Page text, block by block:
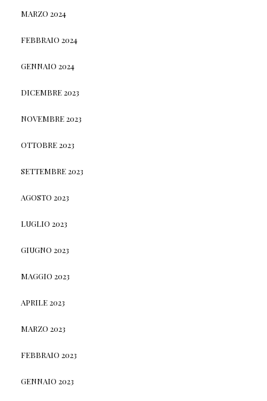
MARZO 2024
FEBBRAIO 2024
GENNAIO 2024
DICEMBRE 2023
NOVEMBRE 2023
OTTOBRE 2023
SETTEMBRE 2023
AGOSTO 2023
LUGLIO 2023
GIUGNO 2023
MAGGIO 2023
APRILE 2023
MARZO 2023
FEBBRAIO 2023
GENNAIO 2023